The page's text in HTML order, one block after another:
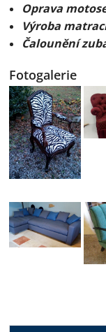
Oprava
Výroba
Čalounění
Fotogalerie